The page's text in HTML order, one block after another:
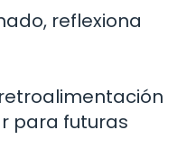
reflexiona
para futuras